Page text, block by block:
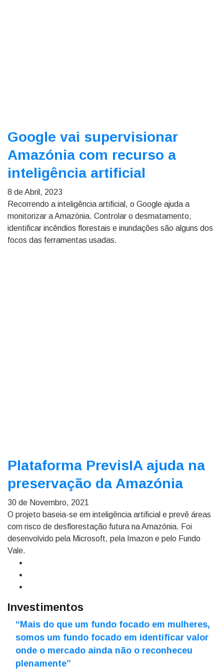
Google vai supervisionar
Amazónia com recurso a
inteligência artificial
8 de Abril, 2023
Recorrendo a inteligência artificial, o Google ajuda a
monitorizar a Amazónia. Controlar o desmatamento,
identificar incêndios florestais e inundações são alguns dos
focos das ferramentas usadas.
Plataforma PrevisIA ajuda na
preservação da Amazónia
30 de Novembro, 2021
O projeto baseia-se em inteligência artificial e prevê áreas
com risco de desflorestação futura na Amazónia. Foi
desenvolvido pela Microsoft, pela Imazon e pelo Fundo
Vale.
Investimentos
“Mais do que um fundo focado em mulheres,
somos um fundo focado em identificar valor
onde o mercado ainda não o reconheceu
plenamente”